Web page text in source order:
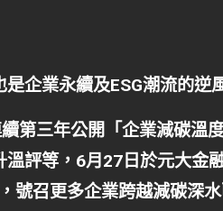
企業永續及ESG潮流的逆
第三年公開「企業減碳溫
評等，6月27日於元大金
號召更多企業跨越減碳深